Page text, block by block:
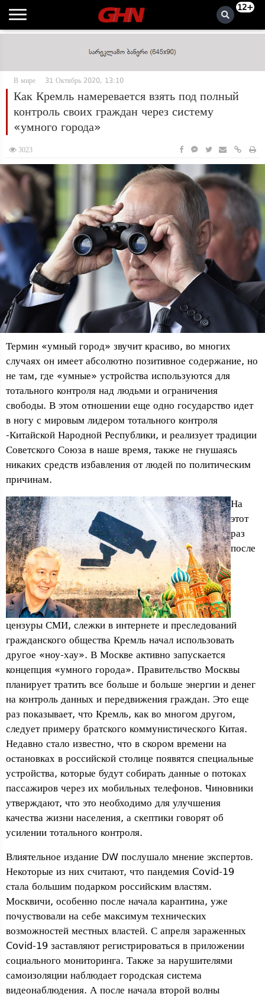
12+
В мире 31 Октябрь 2020, 13:10
Как Кремль намеревается взять под полный
контроль своих граждан через систему
«умного города»
3023
Термин «умный город» звучит красиво, во многих
случаях он имеет абсолютно позитивное содержание, но
не там, где «умные» устройства используются для
тотального контроля над людьми и ограничения
свободы. В этом отношении еще одно государство идет
в ногу с мировым лидером тотального контроля
-Китайской Народной Республики, и реализует традиции
Советского Союза в наше время, также не гнушаясь
никаких средств избавления от людей по политическим
причинам.
На
этот
раз
после
цензуры СМИ, слежки в интернете и преследований
гражданского общества Кремль начал использовать
другое «ноу-хау». В Москве активно запускается
концепция «умного города». Правительство Москвы
планирует тратить все больше и больше энергии и денег
на контроль данных и передвижения граждан. Это еще
раз показывает, что Кремль, как во многом другом,
следует примеру братского коммунистического Китая.
Недавно стало известно, что в скором времени на
остановках в российской столице появятся специальные
устройства, которые будут собирать данные о потоках
пассажиров через их мобильных телефонов. Чиновники
утверждают, что это необходимо для улучшения
качества жизни населения, а скептики говорят об
усилении тотального контроля.
Влиятельное издание DW послушало мнение экспертов.
Некоторые из них считают, что пандемия Covid-19
стала большим подарком российским властям.
Москвичи, особенно после начала карантина, уже
почуствовали на себе максимум технических
возможностей местных властей. С апреля зараженных
Covid-19 заставляют регистрироваться в приложении
социального мониторинга. Также за нарушителями
самоизоляции наблюдает городская система
видеонаблюдения. А после начала второй волны